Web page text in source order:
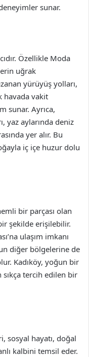
sunar.
Özellikle Moda
uğrak
yürüyüş yolları,
havada vakit
sunar. Ayrıca,
yaz aylarında deniz
yer alır. Bu
iç içe huzur dolu
bir parçası olan
şekilde erişilebilir.
ulaşım imkanı
diğer bölgelerine de
Kadıköy, yoğun bir
tercih edilen bir
sosyal hayatı, doğal
kalbini temsil eder.